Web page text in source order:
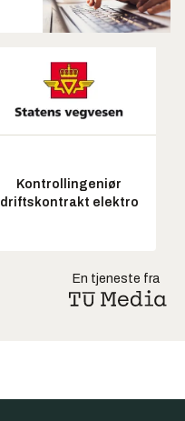
Kontrollingeniør
driftskontrakt elektro
En tjeneste fra